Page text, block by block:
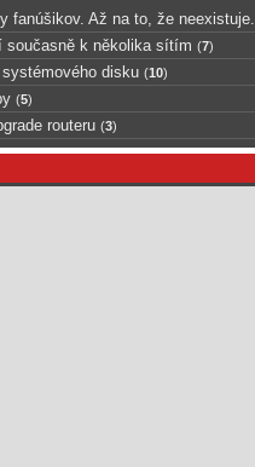
fanúšikov. Až na to, že neexistuje.
současně k několika sítím (7)
disku (10)
(5)
routeru (3)